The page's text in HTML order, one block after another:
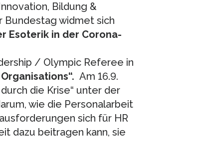
Bildung &
Bundestag widmet sich
Esoterik in der Corona-
/ Olympic Referee in
“. Am 16.9.
die Krise“ unter der
wie die Personalarbeit
sich für HR
dazu beitragen kann, sie